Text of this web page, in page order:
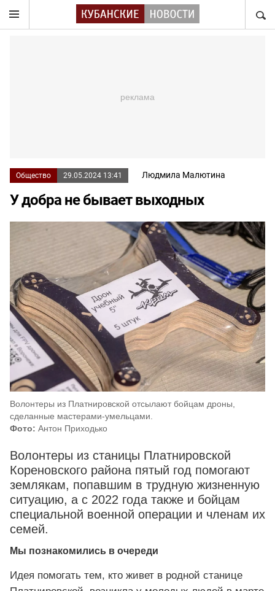
Общество 29.05.2024 13:41 Людмила Малютина
У добра не бывает выходных
Волонтеры из Платнировской отсылают бойцам дроны,
сделанные мастерами-умельцами.
Фото: Антон Приходько
Волонтеры из станицы Платнировской
Кореновского района пятый год помогают
землякам, попавшим в трудную жизненную
ситуацию, а с 2022 года также и бойцам
специальной военной операции и членам их
семей.
Мы познакомились в очереди
Идея помогать тем, кто живет в родной станице